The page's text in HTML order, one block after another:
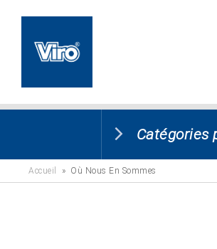
Catégories
Accueil » Où Nous En Sommes